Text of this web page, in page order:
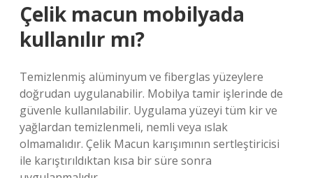
Çelik macun mobilyada
kullanılır mı?
Temizlenmiş alüminyum ve fiberglas yüzeylere
doğrudan uygulanabilir. Mobilya tamir işlerinde de
güvenle kullanılabilir. Uygulama yüzeyi tüm kir ve
yağlardan temizlenmeli, nemli veya ıslak
olmamalıdır. Çelik Macun karışımının sertleştiricisi
ile karıştırıldıktan kısa bir süre sonra